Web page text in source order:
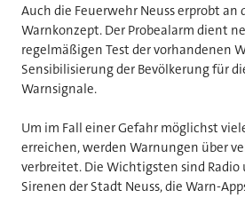
Auch die Feuerwehr Neuss erprobt an
Warnkonzept. Der Probealarm dient
regelmäßigen Test der vorhandenen
Sensibilisierung der Bevölkerung für
Warnsignale.
Um im Fall einer Gefahr möglichst
erreichen, werden Warnungen über
verbreitet. Die Wichtigsten sind Radio
Sirenen der Stadt Neuss, die Warn-